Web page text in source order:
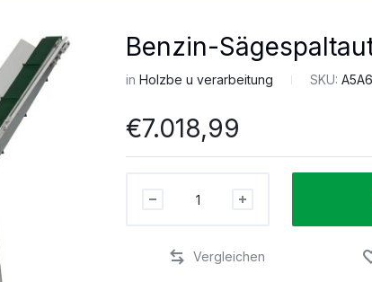
Benzin-
inHolzbe u verarbeitung SKU:
€7.018,99
Sägespaltautomat